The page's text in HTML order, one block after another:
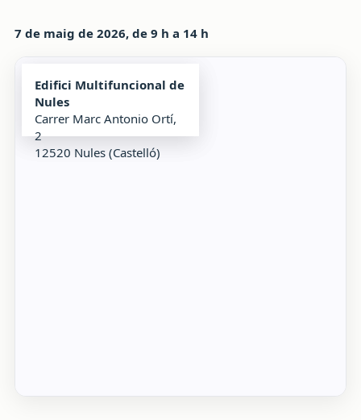
7 de maig de 2026, de 9 h a 14 h
Edifici Multifuncional de
Nules
Carrer Marc Antonio Ortí,
2
12520 Nules (Castelló)